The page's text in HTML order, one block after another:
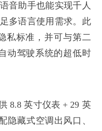
音助手也能实现千人
多语言使用需求。此
私标准，并可与第二
动驾驶系统的超低时
8.8 英寸仪表 + 29 英
隐藏式空调出风口、